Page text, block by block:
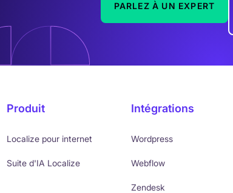
PARLEZ À UN EXPERT
Produit
Localize pour internet
Suite d'IA Localize
Intégrations
Wordpress
Webflow
Zendesk